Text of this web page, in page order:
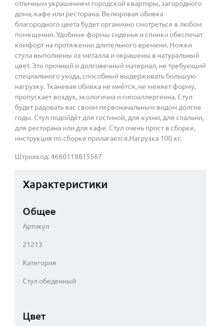
отличным украшением городской квартиры, загородного
дома, кафе или ресторана. Велюровая обивка
благородного цвета будет органично смотреться в любом
помещении. Удобные формы сиденья и спинки обеспечат
комфорт на протяжении длительного времени. Ножки
стула выполнены из металла и окрашены в натуральный
цвет. Это прочный и долговечный материал, не требующий
специального ухода, способный выдерживать большую
нагрузку. Тканевая обивка не мнётся, не меняет форму,
пропускает воздух, экологична и гипоаллергенна. Стул
будет радовать вас своим первоначальным видом долгие
годы. Стул подойдёт для гостиной, для кухни, для спальни,
для ресторана или для кафе. Стул очень прост в сборке,
инструкция по сборке прилагается.Нагрузка 100 кг.
Штрихкод: 4660118815567
Характеристики
Общее
Артикул
21213
Категория
Стул обеденный
Цвет